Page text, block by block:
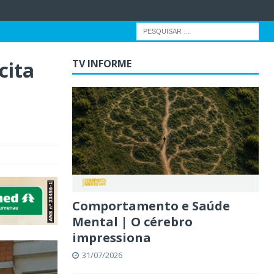
TV INFORME
Comportamento e Saúde
Mental | O cérebro
impressiona
31/07/2026